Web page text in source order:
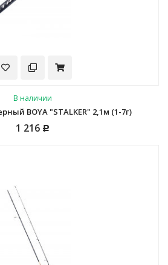
В наличии
BOYA "STALKER" 2,1м (1-7г)
1 216 Р